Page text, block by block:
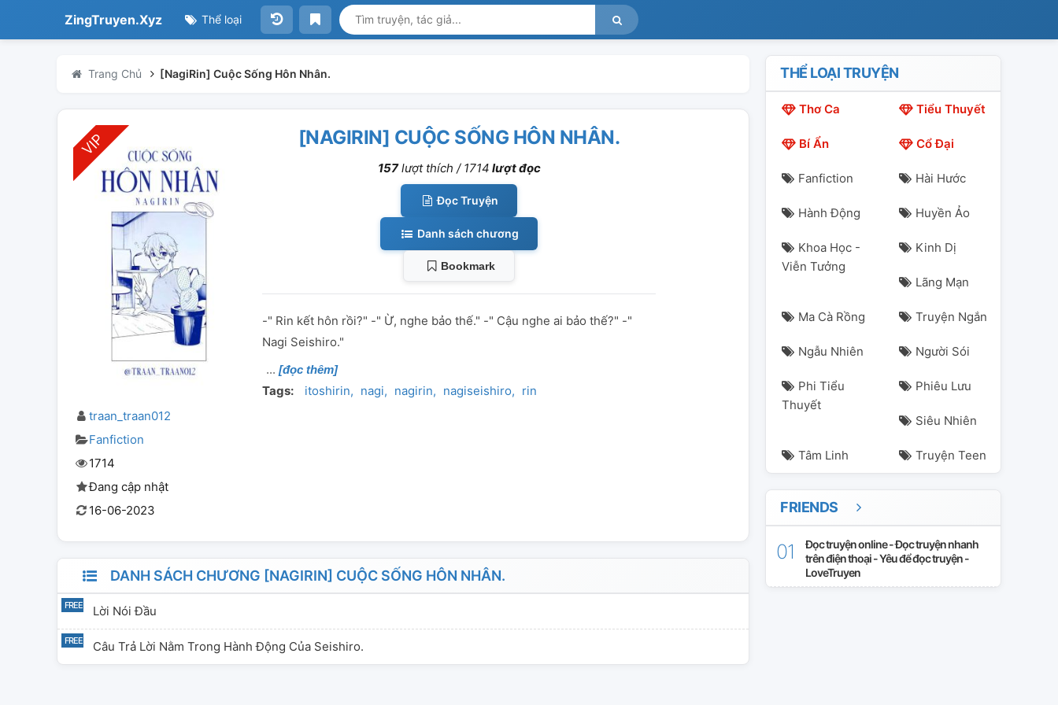
ZingTruyen.Xyz Thể loại
Trang Chủ [NagiRin] Cuộc Sống Hôn Nhân.
traan_traan012
Fanfiction
1714
Đang cập nhật
16-06-2023
[NAGIRIN] CUỘC SỐNG HÔN NHÂN.
157lượt thích / 1714 lượt đọc
Đọc Truyện
Danh sách chương
Bookmark
-" Rin kết hôn rồi?" -" Ừ, nghe bảo thế." -" Cậu nghe ai bảo thế?" -"
Nagi Seishiro."
[đọc thêm]
Tags: itoshirin nagi nagirin nagiseishiro rin
DANH SÁCH CHƯƠNG [NAGIRIN] CUỘC SỐNG HÔN NHÂN.
Lời Nói Đầu
Câu Trả Lời Nằm Trong Hành Động Của Seishiro.
THỂ LOẠI TRUYỆN
Thơ Ca Tiểu Thuyết
Bí Ẩn Cổ Đại
Fanfiction Hài Hước
Hành Động Huyền Ảo
Khoa Học -
Viễn Tưởng
Kinh Dị
Lãng Mạn
Ma Cà Rồng Truyện Ngắn
Ngẫu Nhiên Người Sói
Phi Tiểu
Thuyết
Phiêu Lưu
Siêu Nhiên
Tâm Linh Truyện Teen
FRIENDS
Đọc truyện online - Đọc truyện nhanh
trên điện thoại - Yêu để đọc truyện -
LoveTruyen